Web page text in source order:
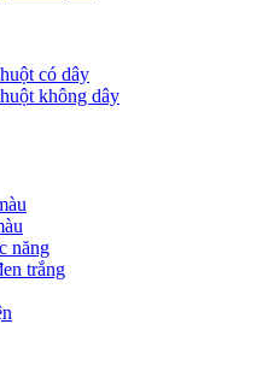
có dây
không dây
năng
trắng